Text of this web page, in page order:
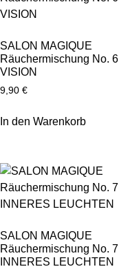
SALON MAGIQUE
Räuchermischung No. 6
VISION
9,90 €
In den Warenkorb
SALON MAGIQUE
Räuchermischung No. 7
INNERES LEUCHTEN